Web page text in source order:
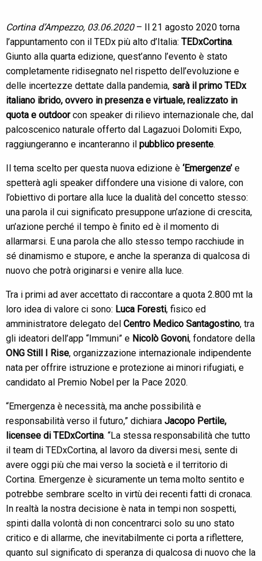
Cortina d’Ampezzo, 03.06.2020 – Il 21 agosto 2020 torna
l’appuntamento con il TEDx più alto d’Italia: TEDxCortina.
Giunto alla quarta edizione, quest’anno l’evento è stato
completamente ridisegnato nel rispetto dell’evoluzione e
delle incertezze dettate dalla pandemia, sarà il primo TEDx
italiano ibrido, ovvero in presenza e virtuale, realizzato in
quota e outdoorcon speaker di rilievo internazionale che, dal
palcoscenico naturale offerto dal Lagazuoi Dolomiti Expo,
raggiungeranno e incanteranno il pubblico presente.
Il tema scelto per questa nuova edizione è ‘Emergenze’ e
spetterà agli speaker diffondere una visione di valore, con
l’obiettivo di portare alla luce la dualità del concetto stesso:
una parola il cui significato presuppone un’azione di crescita,
un’azione perché il tempo è finito ed è il momento di
allarmarsi. E una parola che allo stesso tempo racchiude in
sé dinamismo e stupore, e anche la speranza di qualcosa di
nuovo che potrà originarsi e venire alla luce.
Tra i primi ad aver accettato di raccontare a quota 2.800 mt la
loro idea di valore ci sono: Luca Foresti, fisico ed
amministratore delegato del Centro Medico Santagostino, tra
gli ideatori dell’app “Immuni” e Nicolò Govoni, fondatore della
ONG Still I Rise, organizzazione internazionale indipendente
nata per offrire istruzione e protezione ai minori rifugiati, e
candidato al Premio Nobel per la Pace 2020.
“Emergenza è necessità, ma anche possibilità e
responsabilità verso il futuro,” dichiara Jacopo Pertile,
licensee di TEDxCortina. “La stessa responsabilità che tutto
il team di TEDxCortina, al lavoro da diversi mesi, sente di
avere oggi più che mai verso la società e il territorio di
Cortina. Emergenze è sicuramente un tema molto sentito e
potrebbe sembrare scelto in virtù dei recenti fatti di cronaca.
In realtà la nostra decisione è nata in tempi non sospetti,
spinti dalla volontà di non concentrarci solo su uno stato
critico e di allarme, che inevitabilmente ci porta a riflettere,
quanto sul significato di speranza di qualcosa di nuovo che la